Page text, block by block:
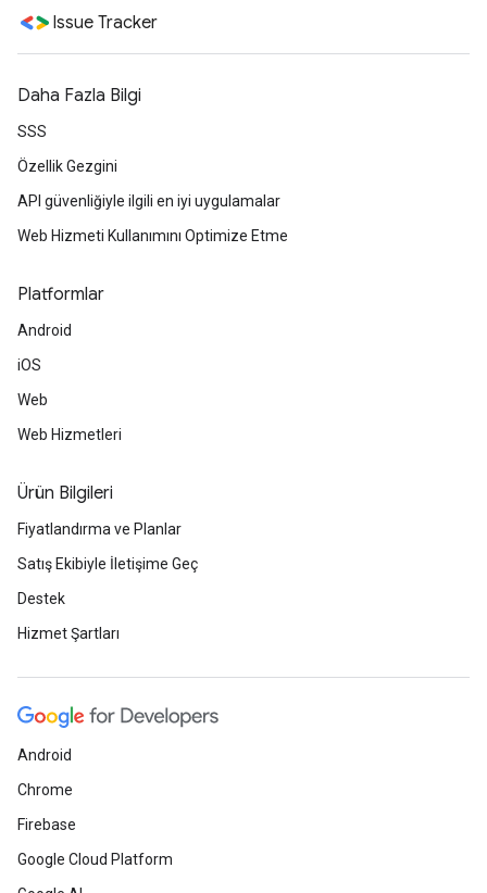
Issue Tracker
Daha Fazla Bilgi
SSS
Özellik Gezgini
API güvenliğiyle ilgili en iyi uygulamalar
Web Hizmeti Kullanımını Optimize Etme
Platformlar
Android
iOS
Web
Web Hizmetleri
Ürün Bilgileri
Fiyatlandırma ve Planlar
Satış Ekibiyle İletişime Geç
Destek
Hizmet Şartları
Android
Chrome
Firebase
Google Cloud Platform